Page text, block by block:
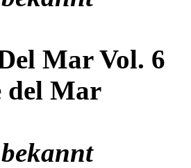
Mar Vol. 6
del Mar